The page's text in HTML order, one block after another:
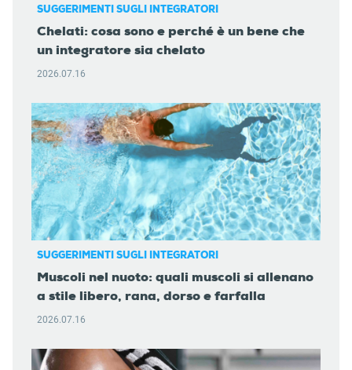
SUGGERIMENTI SUGLI INTEGRATORI
Chelati: cosa sono e perché è un bene che
un integratore sia chelato
2026.07.16
SUGGERIMENTI SUGLI INTEGRATORI
Muscoli nel nuoto: quali muscoli si allenano
a stile libero, rana, dorso e farfalla
2026.07.16